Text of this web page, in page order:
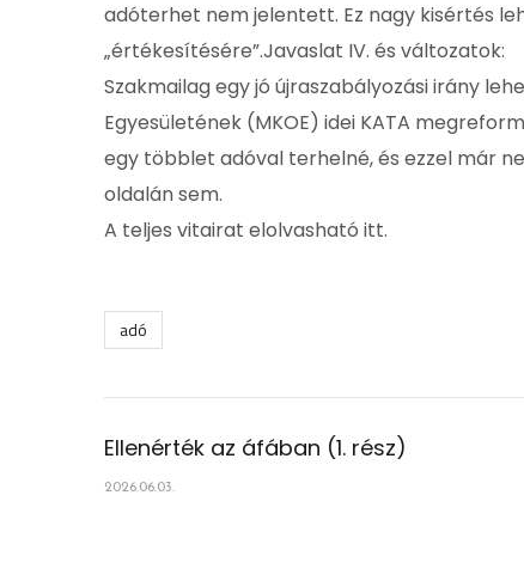
adóterhet nem jelentett. Ez nagy kisértés
„értékesítésére”.Javaslat IV. és változatok:
Szakmailag egy jó újraszabályozási irány
Egyesületének (MKOE) idei KATA
egy többlet adóval terhelné, és ezzel már
oldalán sem.
A teljes vitairat elolvasható itt.
adó
Ellenérték az áfában (1. rész)
2026.06.03.